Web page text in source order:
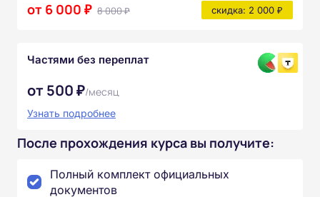
от 6 000 ₽ 8 000 ₽ скидка: 2 000 ₽
Частями без переплат
от 500 ₽/месяц
Узнать подробнее
После прохождения курса вы получите:
Полный комплект официальных
документов